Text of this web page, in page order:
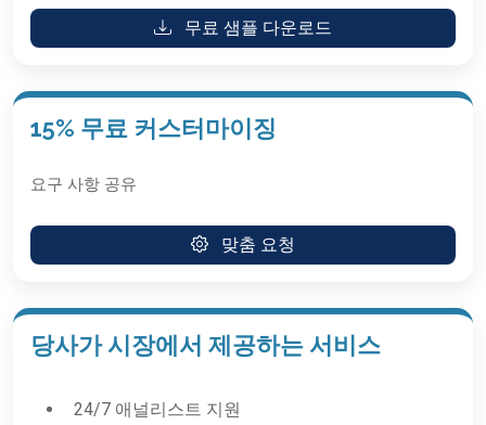
무료 샘플 다운로드
15% 무료 커스터마이징
요구 사항 공유
맞춤 요청
당사가 시장에서 제공하는 서비스
24/7 애널리스트 지원